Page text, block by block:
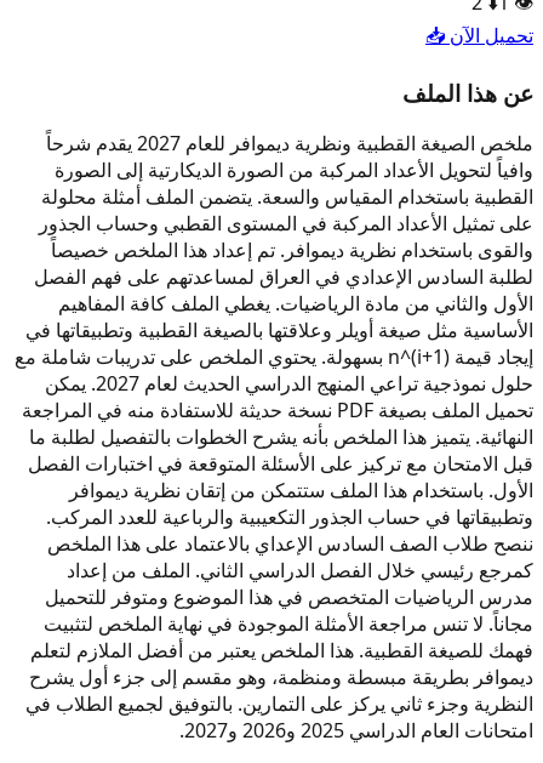
تحميل الآن 📥
عن هذا الملف
ملخص الصيغة القطبية ونظرية ديموافر للعام 2027 يقدم شرحاً
وافياً لتحويل الأعداد المركبة من الصورة الديكارتية إلى الصورة
القطبية باستخدام المقياس والسعة. يتضمن الملف أمثلة محلولة
على تمثيل الأعداد المركبة في المستوى القطبي وحساب الجذور
والقوى باستخدام نظرية ديموافر. تم إعداد هذا الملخص خصيصاً
لطلبة السادس الإعدادي في العراق لمساعدتهم على فهم الفصل
الأول والثاني من مادة الرياضيات. يغطي الملف كافة المفاهيم
الأساسية مثل صيغة أويلر وعلاقتها بالصيغة القطبية وتطبيقاتها في
إيجاد قيمة (1+i)^n بسهولة. يحتوي الملخص على تدريبات شاملة مع
حلول نموذجية تراعي المنهج الدراسي الحديث لعام 2027. يمكن
تحميل الملف بصيغة PDF نسخة حديثة للاستفادة منه في المراجعة
النهائية. يتميز هذا الملخص بأنه يشرح الخطوات بالتفصيل لطلبة ما
قبل الامتحان مع تركيز على الأسئلة المتوقعة في اختبارات الفصل
الأول. باستخدام هذا الملف ستتمكن من إتقان نظرية ديموافر
وتطبيقاتها في حساب الجذور التكعيبية والرباعية للعدد المركب.
ننصح طلاب الصف السادس الإعداي بالاعتماد على هذا الملخص
كمرجع رئيسي خلال الفصل الدراسي الثاني. الملف من إعداد
مدرس الرياضيات المتخصص في هذا الموضوع ومتوفر للتحميل
مجاناً. لا تنس مراجعة الأمثلة الموجودة في نهاية الملخص لتثبيت
فهمك للصيغة القطبية. هذا الملخص يعتبر من أفضل الملازم لتعلم
ديموافر بطريقة مبسطة ومنظمة، وهو مقسم إلى جزء أول يشرح
النظرية وجزء ثاني يركز على التمارين. بالتوفيق لجميع الطلاب في
امتحانات العام الدراسي 2025 و2026 و2027.